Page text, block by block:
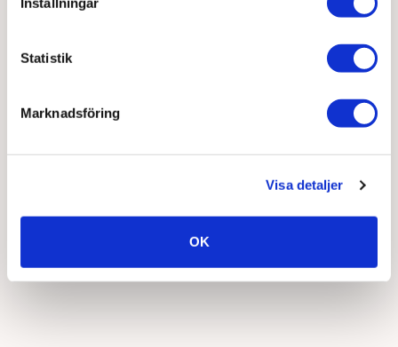
Statistik
Marknadsföring
Visa detaljer
OK